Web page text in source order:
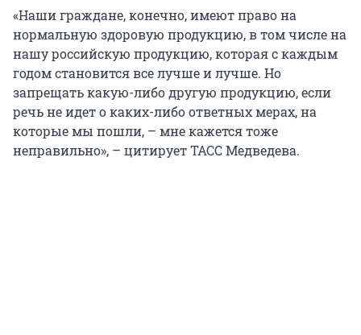
«Наши граждане, конечно, имеют право на
нормальную здоровую продукцию, в том числе на
нашу российскую продукцию, которая с каждым
годом становится все лучше и лучше. Но
запрещать какую-либо другую продукцию, если
речь не идет о каких-либо ответных мерах, на
которые мы пошли, – мне кажется тоже
неправильно», – цитирует ТАСС Медведева.